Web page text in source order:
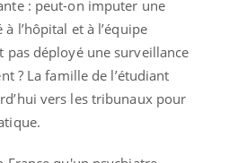
: peut-on imputer une
l’hôpital et à l’équipe
pas déployé une surveillance
? La famille de l’étudiant
vers les tribunaux pour